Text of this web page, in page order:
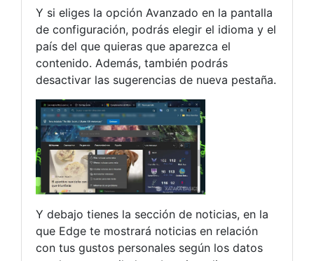
Y si eliges la opción Avanzado en la pantalla
de configuración, podrás elegir el idioma y el
país del que quieras que aparezca el
contenido. Además, también podrás
desactivar las sugerencias de nueva pestaña.
Y debajo tienes la sección de noticias, en la
que Edge te mostrará noticias en relación
con tus gustos personales según los datos